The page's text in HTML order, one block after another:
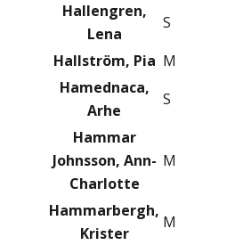
Hallengren,
Lena
S
Hallström, Pia M
Hamednaca,
Arhe
S
Hammar
Johnsson, Ann-
Charlotte
M
Hammarbergh,
Krister
M